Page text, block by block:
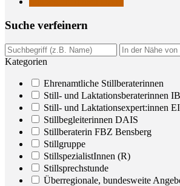
Suche ver­fei­nern
Kategorien
Ehrenamtliche Stillberaterinnen
Still- und Laktationsberaterinnen
Still- und Laktationsexpert:innen
Stillbegleiterinnen DAIS
Stillberaterin FBZ Bensberg
Stillgruppe
StillspezialistInnen (R)
Stillsprechstunde
Überregionale, bundesweite